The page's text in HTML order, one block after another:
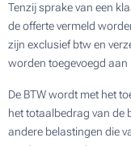
Tenzij sprake van een
de offerte vermeld
zijn exclusief btw en
worden toegevoegd
De BTW wordt met het
het totaalbedrag van de
andere belastingen die